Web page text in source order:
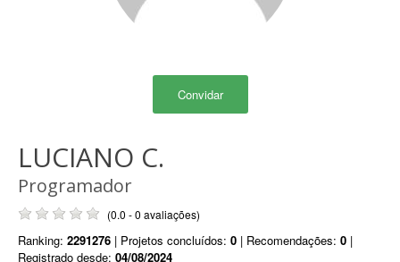
Convidar
LUCIANO C.
Programador
(0.0 - 0 avaliações)
Ranking: 2291276 | Projetos concluídos: 0 | Recomendações: 0 |
Registrado desde: 04/08/2024